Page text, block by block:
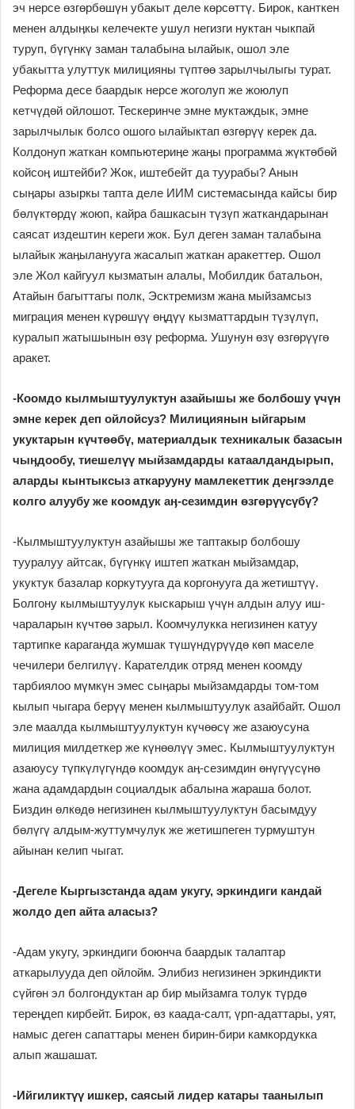
эч нерсе өзгөрбөшүн убакыт деле көрсөттү. Бирок, канткен
менен алдыӊкы келечекте ушул негизги нуктан чыкпай
туруп, бүгүнкү заман талабына ылайык, ошол эле
убакытта улуттук милицияны түптөө зарылчылыгы турат.
Реформа десе баардык нерсе жоголуп же жоюлуп
кетчүдөй ойлошот. Тескеринче эмне муктаждык, эмне
зарылчылык болсо ошого ылайыктап өзгөрүү керек да.
Колдонуп жаткан компьютериӊе жаӊы программа жүктөбөй
койсоӊ иштейби? Жок, иштебейт да туурабы? Анын
сыӊары азыркы тапта деле ИИМ системасында кайсы бир
бөлүктөрдү жоюп, кайра башкасын түзүп жаткандарынан
саясат издештин кереги жок. Бул деген заман талабына
ылайык жаӊыланууга жасалып жаткан аракеттер. Ошол
эле Жол кайгуул кызматын алалы, Мобилдик батальон,
Атайын багыттагы полк, Эсктремизм жана мыйзамсыз
миграция менен күрөшүү өӊдүү кызматтардын түзүлүп,
куралып жатышынын өзү реформа. Ушунун өзү өзгөрүүгө
аракет.
-Коомдо кылмыштуулуктун азайышы же болбошу үчүн
эмне керек деп ойлойсуз? Милициянын ыйгарым
укуктарын күчтөөбү, материалдык техникалык базасын
чыӊдообу, тиешелүү мыйзамдарды катаалдандырып,
аларды кынтыксыз аткарууну мамлекеттик деӊгээлде
колго алуубу же коомдук аӊ-сезимдин өзгөрүүсүбү?
-Кылмыштуулуктун азайышы же таптакыр болбошу
тууралуу айтсак, бүгүнкү иштеп жаткан мыйзамдар,
укуктук базалар коркутууга да коргонууга да жетиштүү.
Болгону кылмыштуулук кыскарыш үчүн алдын алуу иш-
чараларын күчтөө зарыл. Коомчулукка негизинен катуу
тартипке караганда жумшак түшүндүрүүдө көп маселе
чечилери белгилүү. Карателдик отряд менен коомду
тарбиялоо мүмкүн эмес сыӊары мыйзамдарды том-том
кылып чыгара берүү менен кылмыштуулук азайбайт. Ошол
эле маалда кылмыштуулуктун күчөөсү же азаюусуна
милиция милдеткер же күнөөлүү эмес. Кылмыштуулуктун
азаюусу түпкүлүгүндө коомдук аӊ-сезимдин өнүгүүсүнө
жана адамдардын социалдык абалына жараша болот.
Биздин өлкөдө негизинен кылмыштуулуктун басымдуу
бөлүгү алдым-жуттумчулук же жетишпеген турмуштун
айынан келип чыгат.
-Дегеле Кыргызстанда адам укугу, эркиндиги кандай
жолдо деп айта аласыз?
-Адам укугу, эркиндиги боюнча баардык талаптар
аткарылууда деп ойлойм. Элибиз негизинен эркиндикти
сүйгөн эл болгондуктан ар бир мыйзамга толук түрдө
тереӊдеп кирбейт. Бирок, өз каада-салт, үрп-адаттары, уят,
намыс деген сапаттары менен бирин-бири камкордукка
алып жашашат.
-Ийгиликтүү ишкер, саясый лидер катары таанылып